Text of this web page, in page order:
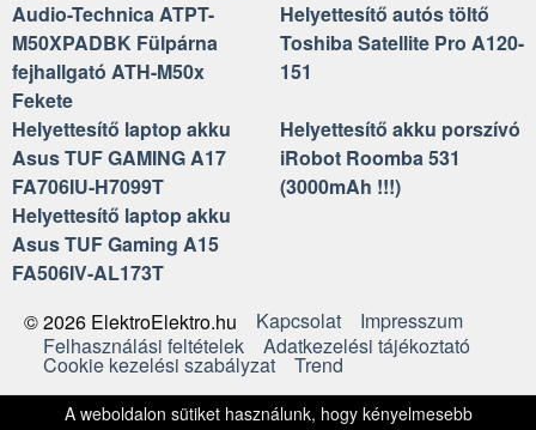
Audio-Technica ATPT-
M50XPADBK Fülpárna
fejhallgató ATH-M50x
Fekete
Helyettesítő autós töltő
Toshiba Satellite Pro A120-
151
Helyettesítő laptop akku
Asus TUF GAMING A17
FA706IU-H7099T
Helyettesítő akku porszívó
iRobot Roomba 531
(3000mAh !!!)
Helyettesítő laptop akku
Asus TUF Gaming A15
FA506IV-AL173T
© 2026 ElektroElektro.hu
Kapcsolat
Impresszum
Felhasználási feltételek
Adatkezelési tájékoztató
Cookie kezelési szabályzat Trend
A weboldalon sütiket használunk, hogy kényelmesebb